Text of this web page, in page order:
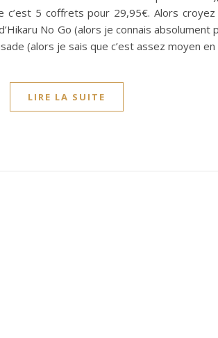
5 coffrets pour 29,95€. Alors croyez
No Go (alors je connais absolument
(alors je sais que c’est assez moyen
LIRE LA SUITE